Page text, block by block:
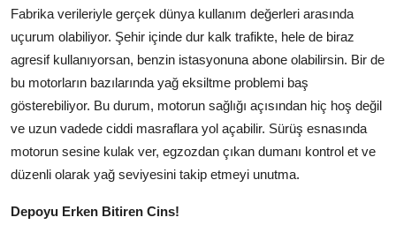
Fabrika verileriyle gerçek dünya kullanım değerleri arasında
uçurum olabiliyor. Şehir içinde dur kalk trafikte, hele de biraz
agresif kullanıyorsan, benzin istasyonuna abone olabilirsin. Bir de
bu motorların bazılarında yağ eksiltme problemi baş
gösterebiliyor. Bu durum, motorun sağlığı açısından hiç hoş değil
ve uzun vadede ciddi masraflara yol açabilir. Sürüş esnasında
motorun sesine kulak ver, egzozdan çıkan dumanı kontrol et ve
düzenli olarak yağ seviyesini takip etmeyi unutma.
Depoyu Erken Bitiren Cins!